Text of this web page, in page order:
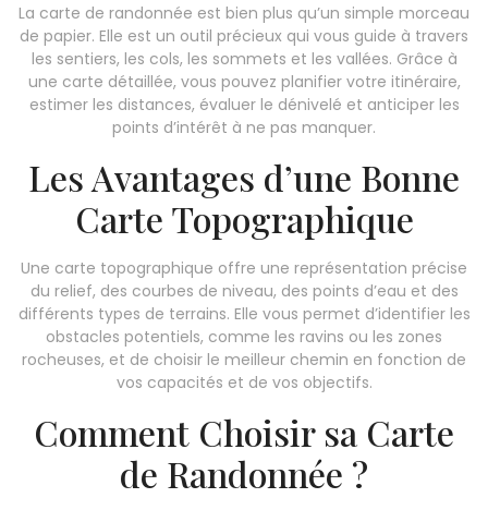
La carte de randonnée est bien plus qu’un simple morceau
de papier. Elle est un outil précieux qui vous guide à travers
les sentiers, les cols, les sommets et les vallées. Grâce à
une carte détaillée, vous pouvez planifier votre itinéraire,
estimer les distances, évaluer le dénivelé et anticiper les
points d’intérêt à ne pas manquer.
Les Avantages d’une Bonne
Carte Topographique
Une carte topographique offre une représentation précise
du relief, des courbes de niveau, des points d’eau et des
différents types de terrains. Elle vous permet d’identifier les
obstacles potentiels, comme les ravins ou les zones
rocheuses, et de choisir le meilleur chemin en fonction de
vos capacités et de vos objectifs.
Comment Choisir sa Carte
de Randonnée ?